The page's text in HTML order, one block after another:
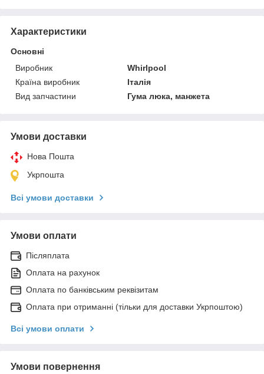
Характеристики
Основні
Виробник
Whirlpool
Країна виробник
Італія
Вид запчастини
Гума люка, манжета
Умови доставки
Нова Пошта
Укрпошта
Всі умови доставки
Умови оплати
Післяплата
Оплата на рахунок
Оплата по банківським реквізитам
Оплата при отриманні (тільки для доставки Укрпоштою)
Всі умови оплати
Умови повернення